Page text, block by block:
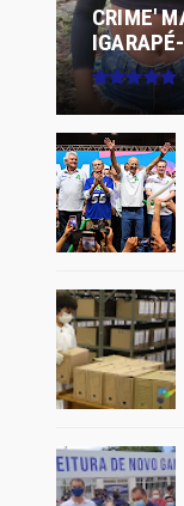
CRIME'